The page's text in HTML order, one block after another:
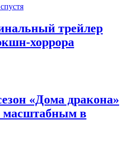
трейлер
хоррора
«Дома дракона»
масштабным в